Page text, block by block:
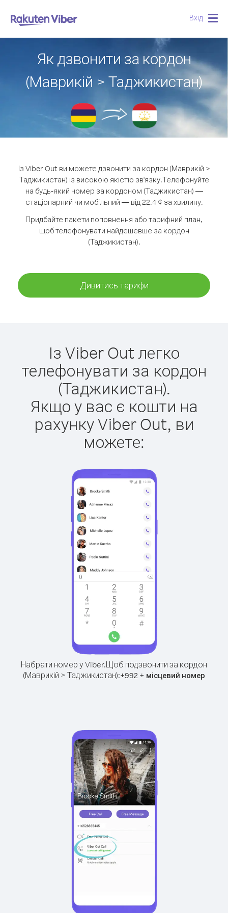
Вхід
Як дзвонити за кордон
(Маврикій > Таджикистан)
Із Viber Out ви можете дзвонити за кордон (Маврикій >
Таджикистан) із високою якістю зв'язку.Телефонуйте
на будь-який номер за кордоном (Таджикистан) —
стаціонарний чи мобільний — від 22.4 ¢ за хвилину.
Придбайте пакети поповнення або тарифний план,
щоб телефонувати найдешевше за кордон
(Таджикистан).
Дивитись тарифи
Із Viber Out легко
телефонувати за кордон
(Таджикистан).
Якщо у вас є кошти на
рахунку Viber Out, ви
можете:
Набрати номер у Viber.Щоб подзвонити за кордон
(Маврикій > Таджикистан):+992 + місцевий номер